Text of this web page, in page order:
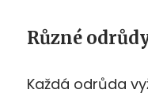
Různé
Každá odrůda